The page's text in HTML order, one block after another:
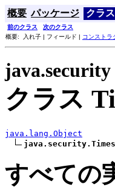
概要 パッケージ クラス
前のクラス 次のクラス
概要: 入れ子 | フィールド | コンストラ
java.security
クラス
java.lang.Object
すべての